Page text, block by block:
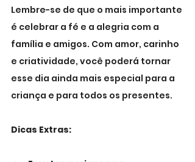
Lembre-se de que o mais importante
é celebrar a fé e a alegria com a
família e amigos. Com amor, carinho
e criatividade, você poderá tornar
esse dia ainda mais especial para a
criança e para todos os presentes.
Dicas Extras: